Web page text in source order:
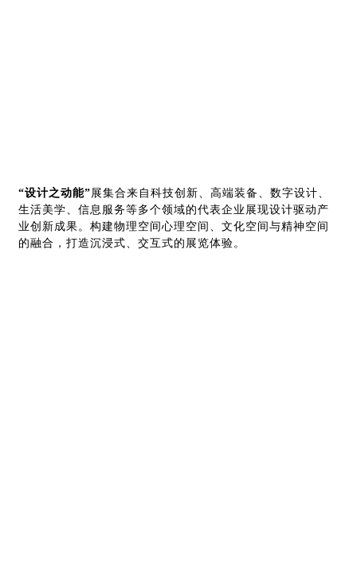
“设计之动能”展集合来自科技创新、高端装备、数字设计、
生活美学、信息服务等多个领域的代表企业展现设计驱动产
业创新成果。构建物理空间心理空间、文化空间与精神空间
的融合，打造沉浸式、交互式的展览体验。